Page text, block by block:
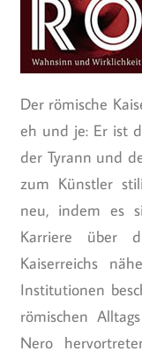
Der römische
eh und je: Er ist
der Tyrann und
zum Künstler
neu, indem es
Karriere über
Kaiserreichs
Institutionen
römischen
Nero